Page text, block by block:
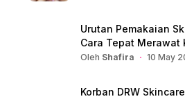
Urutan Pemakaian
Cara Tepat Merawat
Oleh Shafira 10 May
Korban DRW